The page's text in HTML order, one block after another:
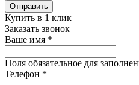
Отправить
Купить в 1 клик
Заказать звонок
Ваше имя *
Поля обязательное для
Телефон *